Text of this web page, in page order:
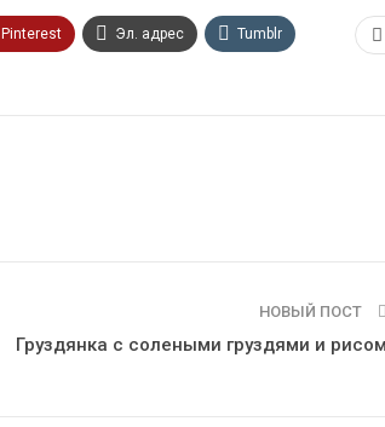
Pinterest Эл. адрес Tumblr
НОВЫЙ ПОСТ
Груздянка с солеными груздями и рисом